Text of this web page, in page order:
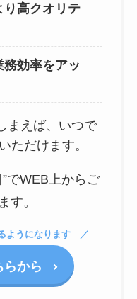
り高クオリテ
務効率をアッ
まえば、いつで
ただけます。
でWEB上からご
す。
ようになります
らから